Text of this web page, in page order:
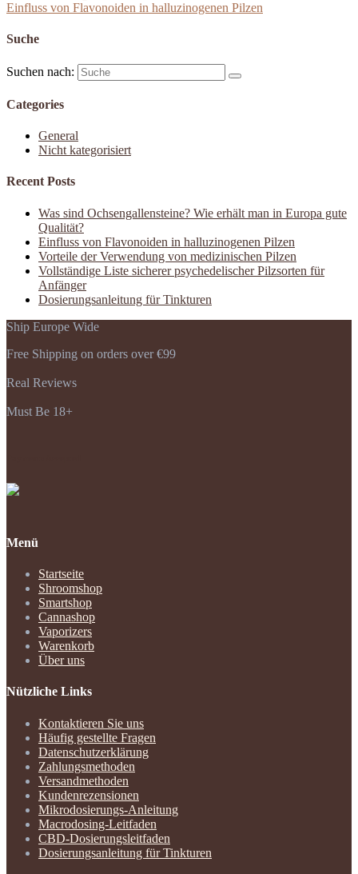
Einfluss von Flavonoiden in halluzinogenen Pilzen
Suche
Suchen nach:
Categories
General
Nicht kategorisiert
Recent Posts
Was sind Ochsengallensteine? Wie erhält man in Europa gute
Qualität?
Einfluss von Flavonoiden in halluzinogenen Pilzen
Vorteile der Verwendung von medizinischen Pilzen
Vollständige Liste sicherer psychedelischer Pilzsorten für
Anfänger
Dosierungsanleitung für Tinkturen
Ship Europe Wide
Free Shipping on orders over €99
Real Reviews
Must Be 18+
Menü
Startseite
Shroomshop
Smartshop
Cannashop
Vaporizers
Warenkorb
Über uns
Nützliche Links
Kontaktieren Sie uns
Häufig gestellte Fragen
Datenschutzerklärung
Zahlungsmethoden
Versandmethoden
Kundenrezensionen
Mikrodosierungs-Anleitung
Macrodosing-Leitfaden
CBD-Dosierungsleitfaden
Dosierungsanleitung für Tinkturen